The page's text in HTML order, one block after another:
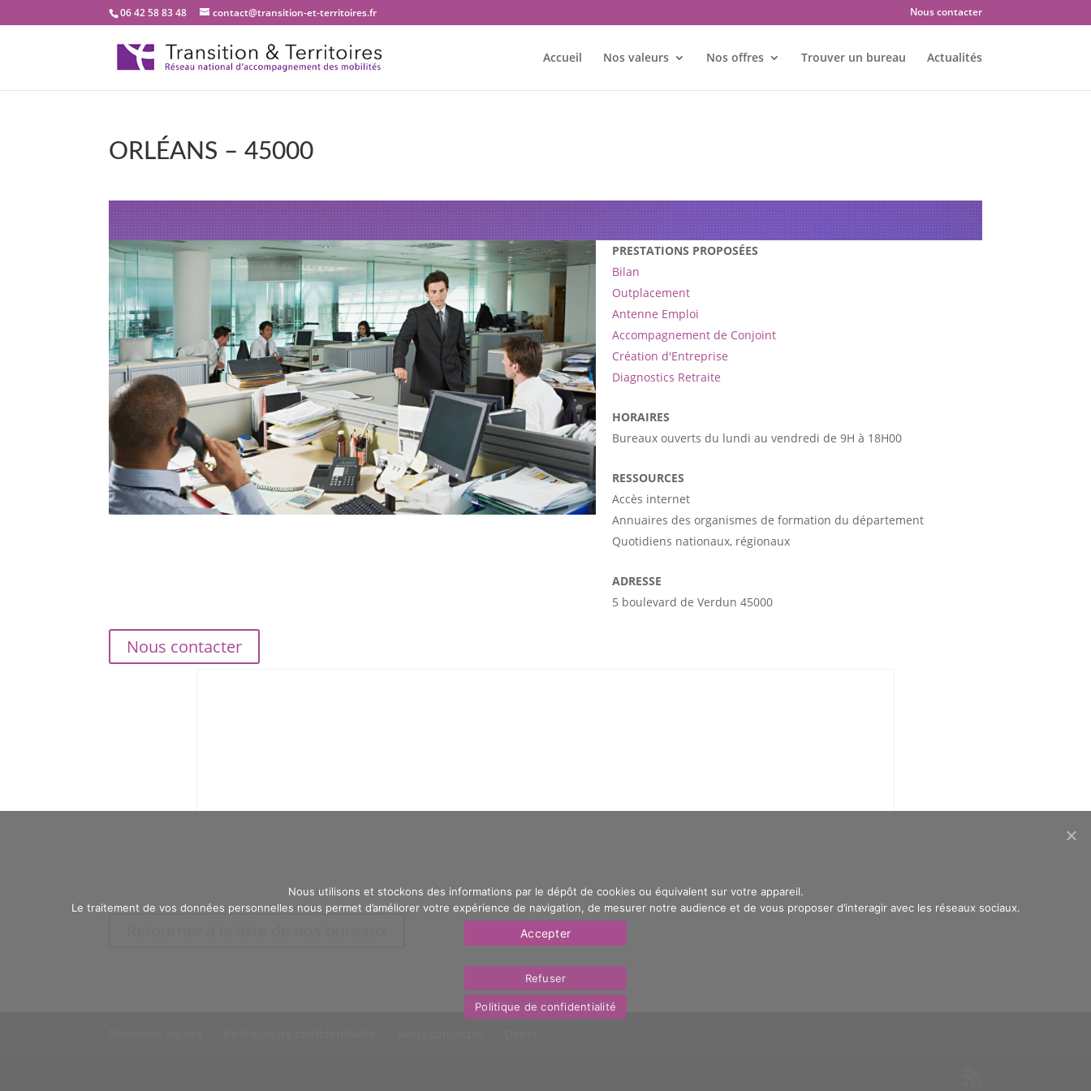
06 42 58 83 48 contact@transition-et-territoires.fr Nous contacter
Accueil Nos valeurs Nos offres Trouver un bureau Actualités
ORLÉANS – 45000
Bienvenue dans notre bureau Transition et territoires : ORLÉANS – 45000
PRESTATIONS PROPOSÉES
Bilan
Outplacement
Antenne Emploi
Accompagnement de Conjoint
Création d'Entreprise
Diagnostics Retraite
HORAIRES
Bureaux ouverts du lundi au vendredi de 9H à 18H00
RESSOURCES
Accès internet
Annuaires des organismes de formation du département
Quotidiens nationaux, régionaux
ADRESSE
5 boulevard de Verdun 45000
Nous contacter
Nous utilisons et stockons des informations par le dépôt de cookies ou équivalent sur votre appareil.
Le traitement de vos données personnelles nous permet d’améliorer votre expérience de navigation, de mesurer notre audience et de vous proposer d’interagir avec les réseaux sociaux.
Accepter
Refuser
Politique de confidentialité